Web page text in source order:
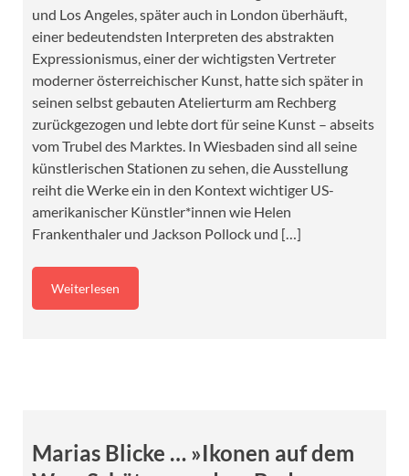
und Los Angeles, später auch in London überhäuft,
einer bedeutendsten Interpreten des abstrakten
Expressionismus, einer der wichtigsten Vertreter
moderner österreichischer Kunst, hatte sich später in
seinen selbst gebauten Atelierturm am Rechberg
zurückgezogen und lebte dort für seine Kunst – abseits
vom Trubel des Marktes. In Wiesbaden sind all seine
künstlerischen Stationen zu sehen, die Ausstellung
reiht die Werke ein in den Kontext wichtiger US-
amerikanischer Künstler*innen wie Helen
Frankenthaler und Jackson Pollock und […]
Weiterlesen
Marias Blicke … »Ikonen auf dem